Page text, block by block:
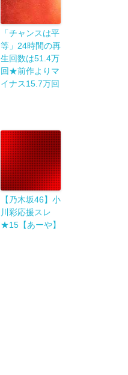
「チャンスは平
等」24時間の再
生回数は51.4万
回★前作よりマ
イナス15.7万回
【乃木坂46】小
川彩応援スレ
★15【あーや】